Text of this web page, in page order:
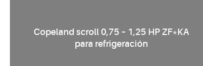
Copeland scroll 0,75 – 1,25 HP ZF*KA
para refrigeración